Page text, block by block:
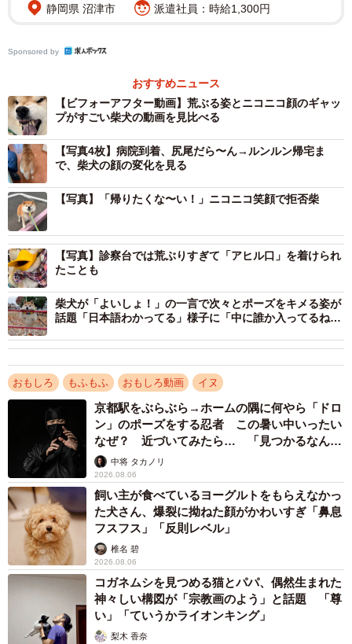
そこに映っていたのは、動物病院の診察台の上で保定さ
れ、チャウチャウ犬のような顔になりながら「ヴァー
ッ！」と唸って荒ぶる柴犬の姿。そして2本目の動画には、
さっきまでの荒ぶりが嘘のように、天使のような笑顔を浮
かべて帰宅する柴犬の姿が映っていました。
全犬種の中でもっともオオカミに近いDNAを持つと言われ
る、柴犬。同じ犬とは思えないほど、柴犬の野性味と愛ら
しさの両極の魅力が詰まったビフォーアフター動画につい
て、飼い主さんにお話を聞きました。
柴犬の魅力満載「違い過ぎるビフォーアフター」
「ぎゃーっのお顔に笑ってしまったよ」
「注射中とその後の顔が違い過ぎて、申し訳ないけど笑っ
てしまいます」
「終わった後の晴れやかな笑顔」
「帰りはいい事あったかな？」
こんな楽しいリプライが殺到したのは、12歳になる柴犬の
女の子、ハナちゃん。普段は笑顔が可愛い穏やかなハナち
ゃんですが、飼い主さんによると、生粋の和犬魂を持つ
「がんこちゃん」なのだとか。
しい姿でも人気 のわんちゃんです。
ハナちゃんはこの日、年1回のわんこと飼い主の義務「狂犬
病予防注射」のため、動物病院へ。病院では毎回チャウチ
静岡県 沼津市
派遣社員：時給1,300円
Sponsored by
おすすめニュース
【ビフォーアフター動画】荒ぶる姿とニコニコ顔のギャッ
プがすごい柴犬の動画を見比べる
【写真4枚】病院到着、尻尾だら〜ん→ルンルン帰宅ま
で、柴犬の顔の変化を見る
【写真】「帰りたくな〜い！」ニコニコ笑顔で拒否柴
【写真】診察台では荒ぶりすぎて「アヒル口」を着けられ
たことも
柴犬が「よいしょ！」の一言で次々とポーズをキメる姿が
話題「日本語わかってる」様子に「中に誰か入ってるね」
おもしろ もふもふ おもしろ動画 イヌ
京都駅をぶらぶら→ホームの隅に何やら「ドロ
ン」のポーズをする忍者 この暑い中いったい
なぜ？ 近づいてみたら… 「見つかるなんて
未熟」中将 タカノリ
2026.08.06
飼い主が食べているヨーグルトをもらえなかっ
た犬さん、爆裂に拗ねた顔がかわいすぎ「鼻息
フスフス」「反則レベル」
椎名 碧
2026.08.06
コガネムシを見つめる猫とパパ、偶然生まれた
神々しい構図が「宗教画のよう」と話題 「尊
い」「ていうかライオンキング」
梨木 香奈